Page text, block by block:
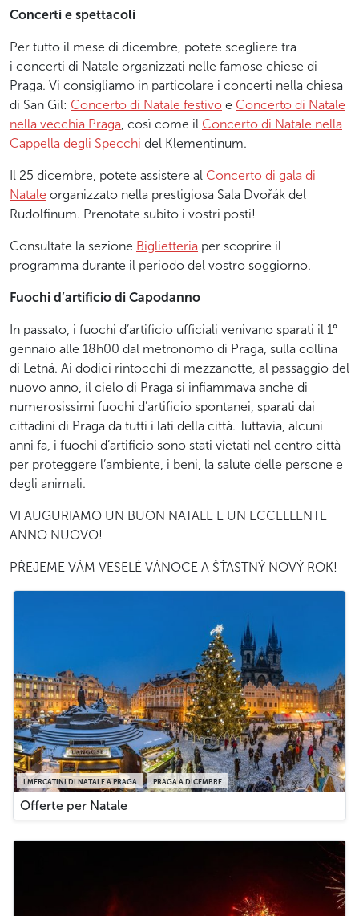
Concerti e spettacoli
Per tutto il mese di dicembre, potete scegliere tra
i concerti di Natale organizzati nelle famose chiese di
Praga. Vi consigliamo in particolare i concerti nella chiesa
di San Gil: Concerto di Natale festivo e Concerto di Natale
nella vecchia Praga , così come il Concerto di Natale nella
Cappella degli Specchi del Klementinum.
Il 25 dicembre, potete assistere al Concerto di gala di
Natale organizzato nella prestigiosa Sala Dvořák del
Rudolfinum. Prenotate subito i vostri posti!
Consultate la sezione Biglietteria per scoprire il
programma durante il periodo del vostro soggiorno.
Fuochi d’artificio di Capodanno
In passato, i fuochi d’artificio ufficiali venivano sparati il 1°
gennaio alle 18h00 dal metronomo di Praga, sulla collina
di Letná. Ai dodici rintocchi di mezzanotte, al passaggio del
nuovo anno, il cielo di Praga si infiammava anche di
numerosissimi fuochi d’artificio spontanei, sparati dai
cittadini di Praga da tutti i lati della città. Tuttavia, alcuni
anni fa, i fuochi d’artificio sono stati vietati nel centro città
per proteggere l’ambiente, i beni, la salute delle persone e
degli animali.
VI AUGURIAMO UN BUON NATALE E UN ECCELLENTE
ANNO NUOVO!
PŘEJEME VÁM VESELÉ VÁNOCE A ŠŤASTNÝ NOVÝ ROK!
I MERCATINI DI NATALE A PRAGA PRAGA A DICEMBRE
Offerte per Natale